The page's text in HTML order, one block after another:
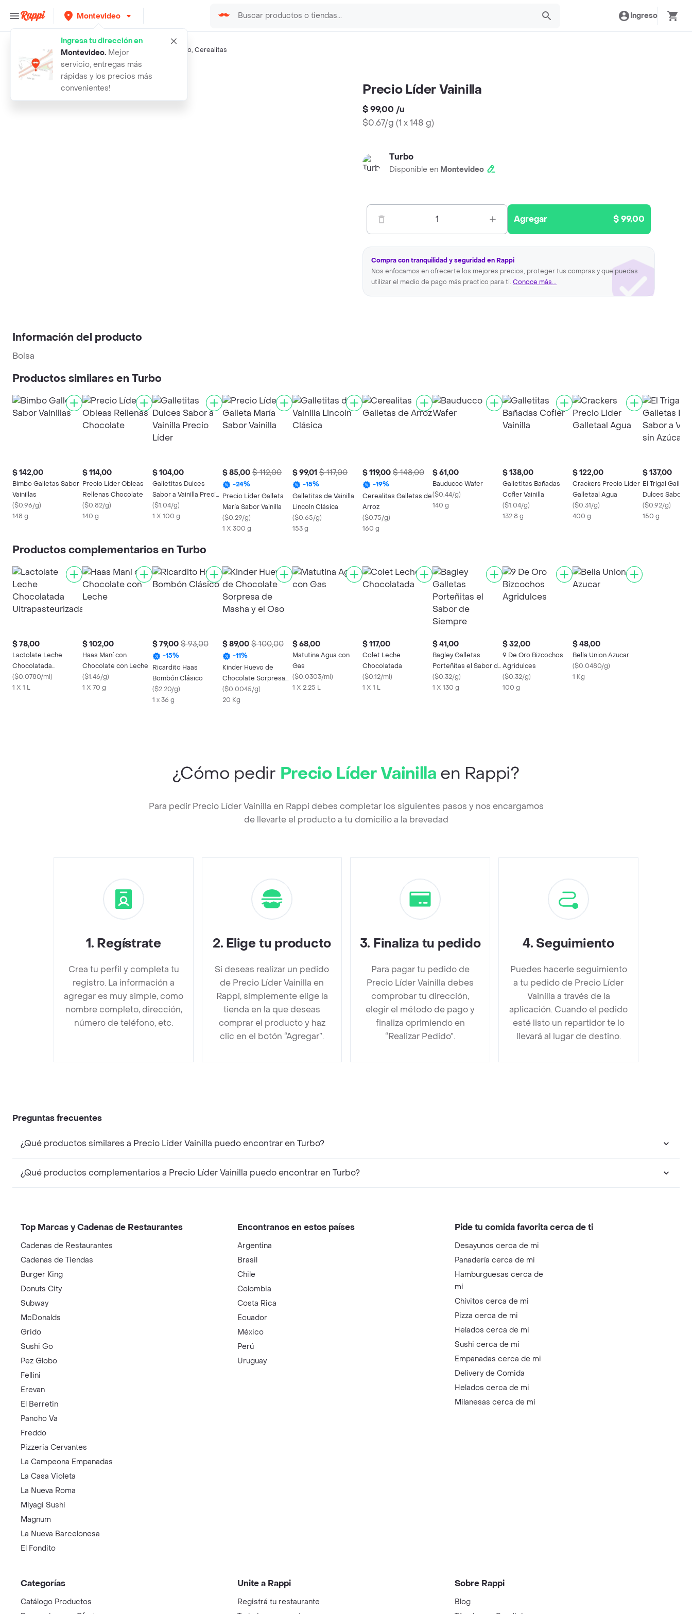
Montevideo
Ingresa tu dirección en
Montevideo. Mejor
servicio, entregas más
rápidas y los precios más
convenientes!
Ingreso
Búsquedas relacionadas:Galletas,Bimbo Oreo, Cerealitas
Rappi precio lider vainilla
Precio Líder Vainilla
$ 99,00 /u
$0.67/g (1 x 148 g)
Turbo
Disponible en Montevideo
1 Agregar $ 99,00
Compra con tranquilidad y seguridad en Rappi
Nos enfocamos en ofrecerte los mejores precios, proteger tus compras y que puedas
utilizar el medio de pago más practico para ti. Conoce más...
Información del producto
Bolsa
Productos similares en Turbo
$ 142,00
Bimbo Galletas Sabor
Vainillas
($0.96/g)
148 g
$ 114,00
Precio Líder Obleas
Rellenas Chocolate
($0.82/g)
140 g
$ 104,00
Galletitas Dulces
Sabor a Vainilla Precio
Líder
($1.04/g)
1 X 100 g
$ 85,00 $ 112,00
-24%
Precio Líder Galleta
María Sabor Vainilla
($0.29/g)
1 X 300 g
$ 99,01 $ 117,00
-15%
Galletitas de Vainilla
Lincoln Clásica
($0.65/g)
153 g
$ 119,00 $ 148,00
-19%
Cerealitas Galletas de
Arroz
($0.75/g)
160 g
$ 61,00
Bauducco Wafer
($0.44/g)
140 g
$ 138,00
Galletitas Bañadas
Cofler Vainilla
($1.04/g)
132.8 g
$ 122,00
Crackers Precio Lider
Galletaal Agua
($0.31/g)
400 g
$ 137,00
El Trigal
Dulces Sabor a
sin Azúcar
($0.92/g)
150 g
Productos complementarios en Turbo
$ 78,00
Lactolate Leche
Chocolatada
Ultrapasteurizada
($0.0780/ml)
1 X 1 L
$ 102,00
Haas Maní con
Chocolate con Leche
($1.46/g)
1 X 70 g
$ 79,00 $ 93,00
-15%
Ricardito Haas
Bombón Clásico
($2.20/g)
1 x 36 g
$ 89,00 $ 100,00
-11%
Kinder Huevo de
Chocolate Sorpresa
de Masha y el Oso
($0.0045/g)
20 Kg
$ 68,00
Matutina Agua con
Gas
($0.0303/ml)
1 X 2.25 L
$ 117,00
Colet Leche
Chocolatada
($0.12/ml)
1 X 1 L
$ 41,00
Bagley Galletas
Porteñitas el Sabor de
Siempre
($0.32/g)
1 X 130 g
$ 32,00
9 De Oro Bizcochos
Agridulces
($0.32/g)
100 g
$ 48,00
Bella Union Azucar
($0.0480/g)
1 Kg
¿Cómo pedir Precio Líder Vainilla en Rappi?
Para pedir Precio Líder Vainilla en Rappi debes completar los siguientes pasos y nos encargamos
de llevarte el producto a tu domicilio a la brevedad
1. Regístrate
Crea tu perfil y completa tu
registro. La información a
agregar es muy simple, como
nombre completo, dirección,
número de teléfono, etc.
2. Elige tu producto
Si deseas realizar un pedido
de Precio Líder Vainilla en
Rappi, simplemente elige la
tienda en la que deseas
comprar el producto y haz
clic en el botón “Agregar”.
3. Finaliza tu pedido
Para pagar tu pedido de
Precio Líder Vainilla debes
comprobar tu dirección,
elegir el método de pago y
finaliza oprimiendo en
“Realizar Pedido”.
4. Seguimiento
Puedes hacerle seguimiento
a tu pedido de Precio Líder
Vainilla a través de la
aplicación. Cuando el pedido
esté listo un repartidor te lo
llevará al lugar de destino.
Preguntas frecuentes
¿Qué productos similares a Precio Líder Vainilla puedo encontrar en Turbo?
¿Qué productos complementarios a Precio Líder Vainilla puedo encontrar en Turbo?
Top Marcas y Cadenas de Restaurantes
Cadenas de Restaurantes
Cadenas de Tiendas
Burger King
Donuts City
Subway
McDonalds
Grido
Sushi Go
Pez Globo
Fellini
Erevan
El Berretin
Pancho Va
Freddo
Pizzeria Cervantes
La Campeona Empanadas
La Casa Violeta
La Nueva Roma
Miyagi Sushi
Magnum
La Nueva Barcelonesa
El Fondito
Encontranos en estos países
Argentina
Brasil
Chile
Colombia
Costa Rica
Ecuador
México
Perú
Uruguay
Pide tu comida favorita cerca de ti
Desayunos cerca de mi
Panadería cerca de mi
Hamburguesas cerca de
mi
Chivitos cerca de mi
Pizza cerca de mi
Helados cerca de mi
Sushi cerca de mi
Empanadas cerca de mi
Delivery de Comida
Helados cerca de mi
Milanesas cerca de mi
Categorías
Catálogo Productos
Unite a Rappi
Registrá tu restaurante
Sobre Rappi
Blog